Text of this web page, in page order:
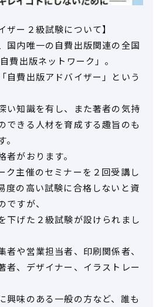
ー２級試験について】
国内唯一の自費出版関連の全国
費出版ネットワーク」。
自費出版アドバイザー」という
い知識を有し、また著者の気持
できる人材を育成する趣旨のも
者がおります。
ク主催のセミナーを２回受講し
度の高い試験に合格しないと資
すが、
下げた２級試験が設けられまし
者や営業担当者、印刷関係者、
者、デザイナー、イラストレー
興味のある一般の方など、誰も